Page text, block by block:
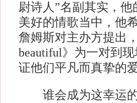
尉诗人”名副其实，
美好的情歌当中，他
詹姆斯对主办方提出
beautiful》为一对到
证他们平凡而真挚的
谁会成为这幸运的